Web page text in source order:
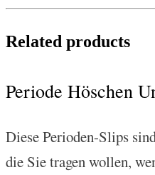
Related products
Periode Höschen
Diese Perioden-Slips
die Sie tragen wollen,